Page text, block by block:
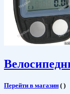
Перейти в магазин ( )